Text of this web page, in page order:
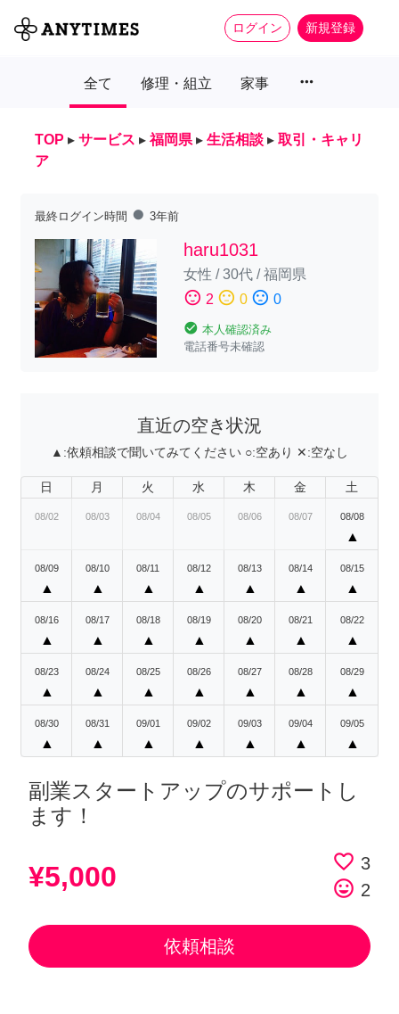
ログイン 新規登録
全て 修理・組立 家事 more_horiz
TOP ▸ サービス ▸ 福岡県 ▸ 生活相談 ▸ 取引・キャリ
ア
最終ログイン時間 fiber_manual_record 3年前
haru1031
女性 /30代/福岡県
sentiment_satisfied 2 sentiment_neutral 0 sentiment_dissatisfied 0
check_circle 本人確認済み
電話番号未確認
直近の空き状況
▲:依頼相談で聞いてみてください ○:空あり ✕:空なし
日 月 火 水 木 金 土
08/02 08/03 08/04 08/05 08/06 08/07 08/08
▲
08/09
▲
08/10
▲
08/11
▲
08/12
▲
08/13
▲
08/14
▲
08/15
▲
08/16
▲
08/17
▲
08/18
▲
08/19
▲
08/20
▲
08/21
▲
08/22
▲
08/23
▲
08/24
▲
08/25
▲
08/26
▲
08/27
▲
08/28
▲
08/29
▲
08/30
▲
08/31
▲
09/01
▲
09/02
▲
09/03
▲
09/04
▲
09/05
▲
副業スタートアップのサポートし
ます！
¥5,000 favorite_border 3
tag_faces 2
依頼相談